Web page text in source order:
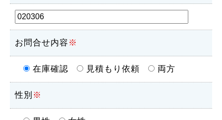
お問合せ内容 ※
在庫確認 見積もり依頼 両方
性別 ※